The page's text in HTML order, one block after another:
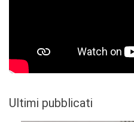
Ultimi pubblicati